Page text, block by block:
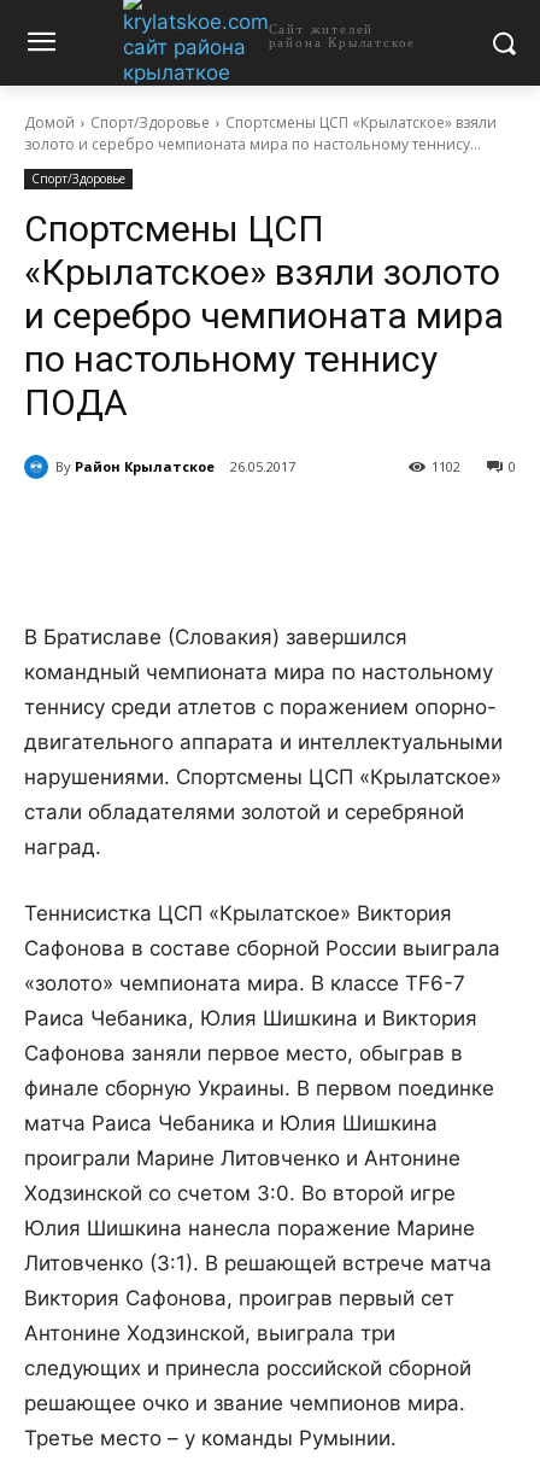
Сайт жителей
района Крылатское
Домой Спорт/Здоровье
Спортсмены ЦСП «Крылатское» взяли
золото и серебро чемпионата мира по настольному теннису...
Спорт/Здоровье
Спортсмены ЦСП
«Крылатское» взяли золото
и серебро чемпионата мира
по настольному теннису
ПОДА
By Район Крылатское 26.05.2017 0
1102
В Братиславе (Словакия) завершился
командный чемпионата мира по настольному
теннису среди атлетов с поражением опорно-
двигательного аппарата и интеллектуальными
нарушениями. Спортсмены ЦСП «Крылатское»
стали обладателями золотой и серебряной
наград.
Теннисистка ЦСП «Крылатское» Виктория
Сафонова в составе сборной России выиграла
«золото» чемпионата мира. В классе TF6-7
Раиса Чебаника, Юлия Шишкина и Виктория
Сафонова заняли первое место, обыграв в
финале сборную Украины. В первом поединке
матча Раиса Чебаника и Юлия Шишкина
проиграли Марине Литовченко и Антонине
Ходзинской со счетом 3:0. Во второй игре
Юлия Шишкина нанесла поражение Марине
Литовченко (3:1). В решающей встрече матча
Виктория Сафонова, проиграв первый сет
Антонине Ходзинской, выиграла три
следующих и принесла российской сборной
решающее очко и звание чемпионов мира.
Третье место – у команды Румынии.